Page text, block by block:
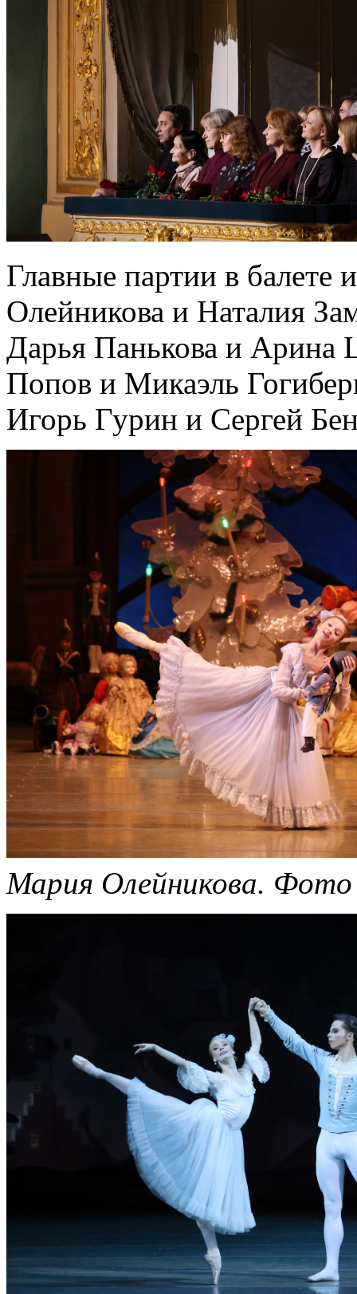
Главные партии в
Олейникова и Наталия
Дарья Панькова и Арина
Попов и Микаэль
Игорь Гурин и Сергей
Мария Олейникова. Фото